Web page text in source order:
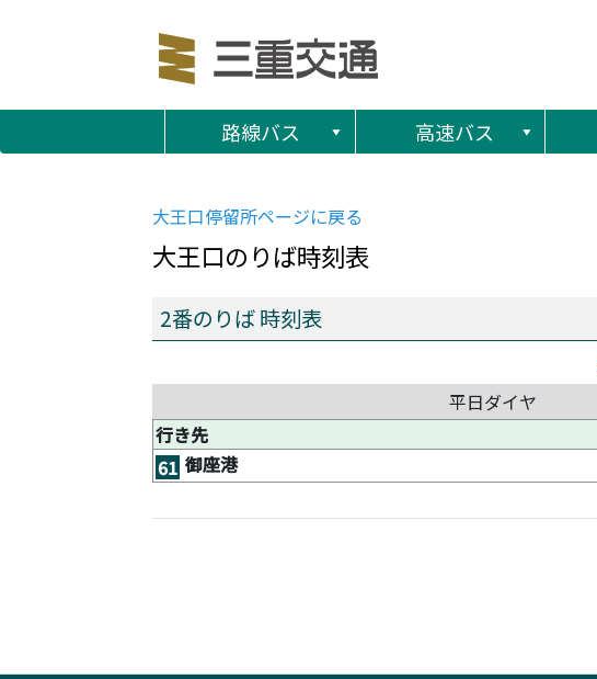
路線バス 高速バス
大王口停留所ページに戻る
大王口のりば時刻表
2番のりば 時刻表
平日ダイヤ
行き先
61 御座港